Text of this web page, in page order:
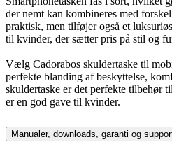
der nemt kan kombineres med
praktisk, men tilføjer også et
til kvinder, der sætter pris på stil og
Vælg Cadorabos skuldertaske til
perfekte blanding af beskyttelse,
skuldertaske er det perfekte
er en god gave til kvinder.
Manualer, downloads, garanti og